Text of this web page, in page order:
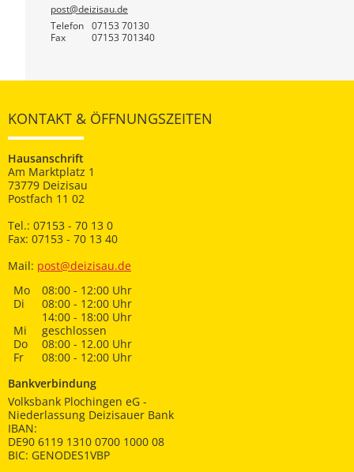
post@deizisau.de
Telefon
07153 70130
Fax 07153 701340
KONTAKT & ÖFFNUNGSZEITEN
Hausanschrift
Am Marktplatz 1
73779 Deizisau
Postfach 11 02
Tel.: 07153 - 70 13 0
Fax: 07153 - 70 13 40
Mail: post@deizisau.de
Mo
08:00 - 12:00 Uhr
Di
08:00 - 12:00 Uhr
14:00 - 18:00 Uhr
Mi
geschlossen
Do
08:00 - 12.00 Uhr
Fr
08:00 - 12:00 Uhr
Bankverbindung
Volksbank Plochingen eG -
Niederlassung Deizisauer Bank
IBAN:
DE90 6119 1310 0700 1000 08
BIC: GENODES1VBP